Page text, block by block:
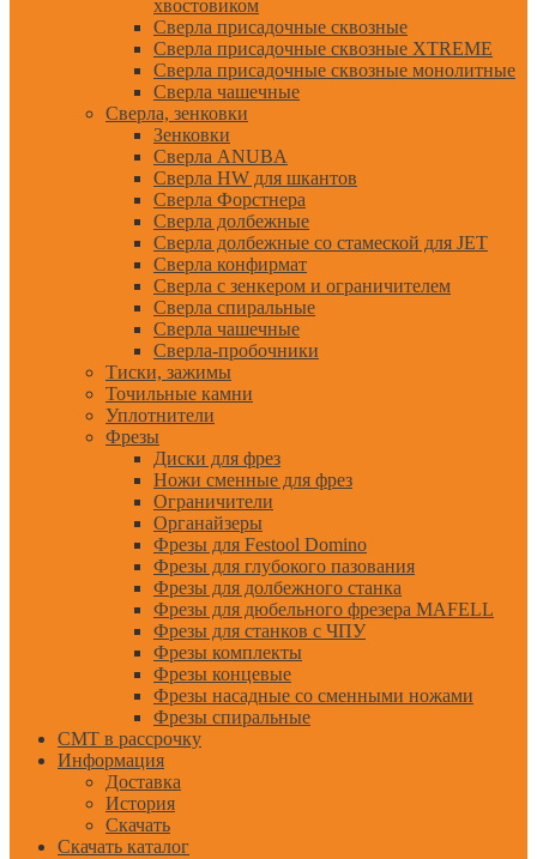
хвостовиком
Сверла присадочные сквозные
Сверла присадочные сквозные XTREME
Сверла присадочные сквозные монолитные
Сверла чашечные
Сверла, зенковки
Зенковки
Сверла ANUBA
Сверла HW для шкантов
Сверла Форстнера
Сверла долбежные
Сверла долбежные со стамеской для JET
Сверла конфирмат
Сверла с зенкером и ограничителем
Сверла спиральные
Сверла чашечные
Сверла-пробочники
Тиски, зажимы
Точильные камни
Уплотнители
Фрезы
Диски для фрез
Ножи сменные для фрез
Ограничители
Органайзеры
Фрезы для Festool Domino
Фрезы для глубокого пазования
Фрезы для долбежного станка
Фрезы для дюбельного фрезера MAFELL
Фрезы для станков с ЧПУ
Фрезы комплекты
Фрезы концевые
Фрезы насадные со сменными ножами
Фрезы спиральные
CMT в рассрочку
Информация
Доставка
История
Скачать
Скачать каталог